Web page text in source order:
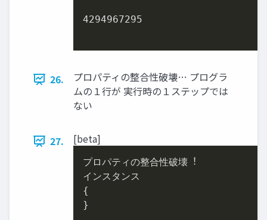
4294967295
26.
プロパティの整合性破壊… プログラ
ムの１⾏が 実⾏時の１ステップでは
ない
27. [beta]
プロパティの整合性破壊︕
インスタンス
{
}